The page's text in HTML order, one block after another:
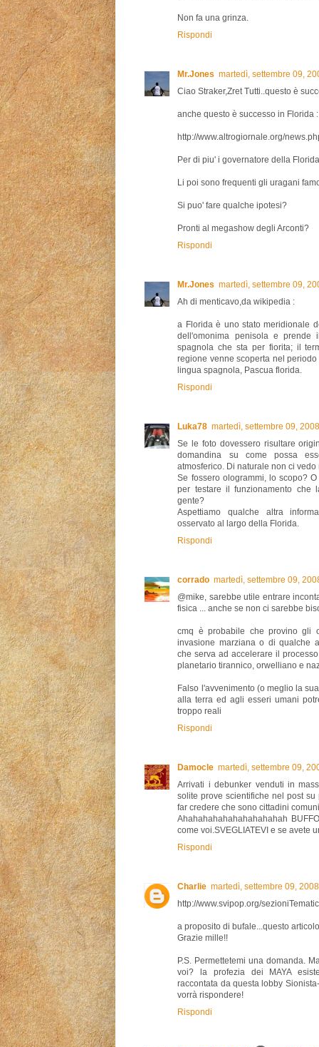
Non fa una grinza.
Rispondi
Mr.Jones martedì, settembre 09,
Ciao Straker,Zret Tutti..questo è
anche questo è successo in Florida :
http://www.altrogiornale.org/
Per di piu' i governatore della
Li poi sono frequenti gli uragani
Si puo' fare qualche ipotesi?
Pronti al megashow degli Arconti?
Rispondi
Mr.Jones martedì, settembre 09,
Ah di menticavo,da wikipedia :
a Florida è uno stato meridionale
dell'omonima penisola e prende
spagnola che sta per fiorita; il
regione venne scoperta nel
lingua spagnola, Pascua florida.
Rispondi
Luka78 martedì, settembre 09,
Se le foto dovessero risultare
domandina su come possa
atmosferico. Di naturale non ci vedo
Se fossero ologrammi, lo scopo?
per testare il funzionamento
gente?
Aspettiamo qualche altra
osservato al largo della Florida.
Rispondi
corrado martedì, settembre 09,
@mike, sarebbe utile entrare
fisica ... anche se non ci sarebbe
cmq è probabile che provino gli
invasione marziana o di qualche
che serva ad accelerare il
planetario tirannico, orwelliano e
Falso l'avvenimento (o meglio la
alla terra ed agli esseri umani
troppo reali
Rispondi
Damocle martedì, settembre 09,
Arrivati i debunker venduti in
solite prove scientifiche nel post
far credere che sono cittadini
Ahahahahahahahahahahah
come voi.SVEGLIATEVI e se avete
Rispondi
Charlie martedì, settembre 09,
http://www.svipop.org/
a proposito di bufale...questo
Grazie mille!!
P.S. Permettetemi una domanda.
voi? la profezia dei MAYA
raccontata da questa lobby
vorrà rispondere!
Rispondi